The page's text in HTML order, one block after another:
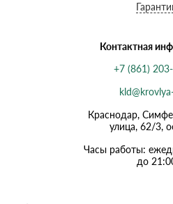
Контактная
+7 (861)
Краснодар,
улица, 62/3,
Часы работы:
до